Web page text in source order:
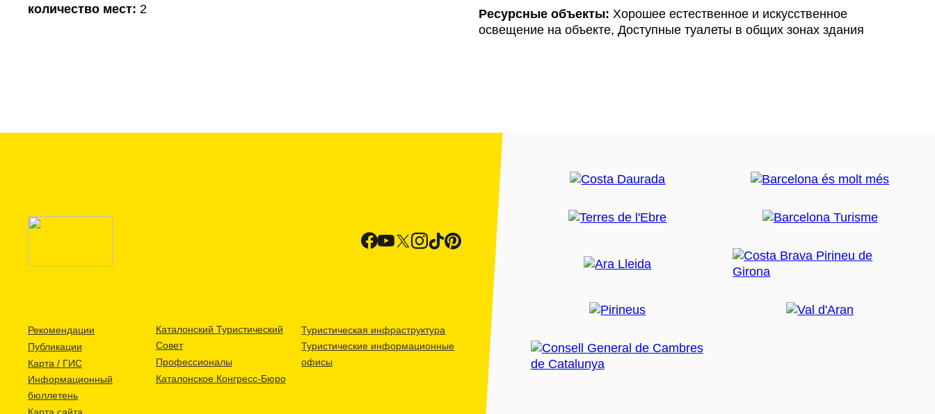
количество мест: 2
Ресурсные объекты: Хорошее естественное и искусственное
освещение на объекте, Доступные туалеты в общих зонах здания
Рекомендации
Публикации
Карта / ГИС
Информационный
бюллетень
Каталонский Туристический
Совет
Профессионалы
Каталонское Конгресс-Бюро
Туристическая инфраструктура
Туристические информационные
офисы